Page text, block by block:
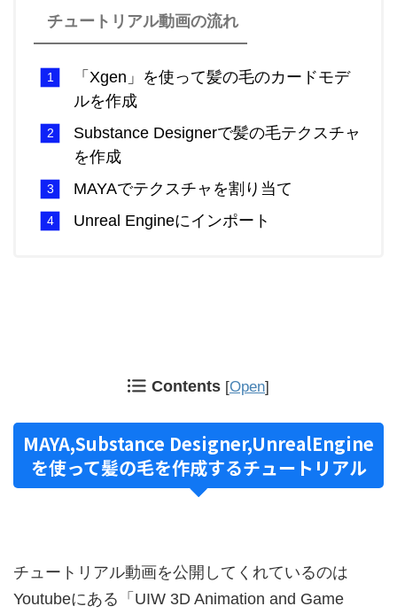
チュートリアル動画の流れ
「Xgen」を使って髪の毛のカードモデ
ルを作成
Substance Designerで髪の毛テクスチャ
を作成
MAYAでテクスチャを割り当て
Unreal Engineにインポート
Contents [Open]
MAYA,Substance Designer,UnrealEngine
を使って髪の毛を作成するチュートリアル
チュートリアル動画を公開してくれているのは
Youtubeにある「UIW 3D Animation and Game